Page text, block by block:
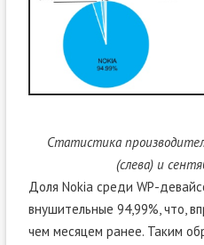
Статистика
(слева) и
Доля Nokia среди WP-
внушительные 94,99%, что,
чем месяцем ранее. Таким